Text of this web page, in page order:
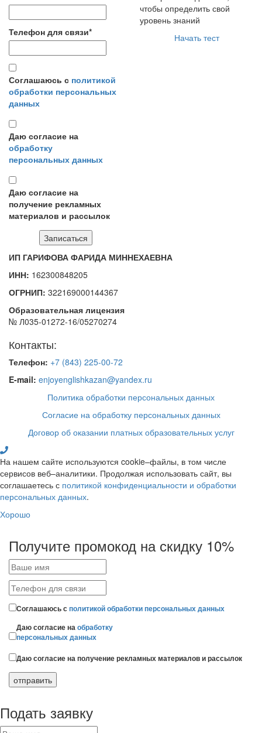
Телефон для связи*
Соглашаюсь с политикой
обработки персональных
данных
Даю согласие на
обработку
персональных данных
Даю согласие на
получение рекламных
материалов и рассылок
чтобы определить свой
уровень знаний
Начать тест
ИП ГАРИФОВА ФАРИДА МИННЕХАЕВНА
ИНН: 162300848205
ОГРНИП: 322169000144367
Образовательная лицензия
№ Л035-01272-16/05270274
Контакты:
Телефон: +7 (843) 225-00-72
E-mail: enjoyenglishkazan@yandex.ru
Политика обработки персональных данных
Согласие на обработку персональных данных
Договор об оказании платных образовательных услуг
На нашем сайте используются cookie–файлы, в том числе
сервисов веб–аналитики. Продолжая использовать сайт, вы
соглашаетесь с политикой конфиденциальности и обработки
персональных данных.
Хорошо
Получите промокод на скидку 10%
Соглашаюсь сполитикой обработки персональных данных
Даю согласие наобработку
персональных данных
Даю согласие на получение рекламных материалов и рассылок
Подать заявку